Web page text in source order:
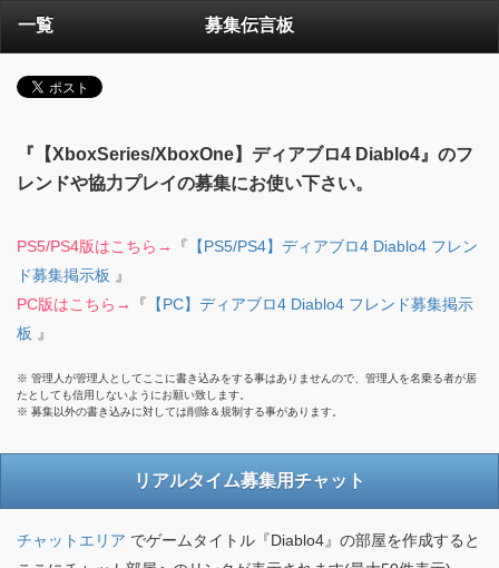
一覧 募集伝言板
『【XboxSeries/XboxOne】ディアブロ4 Diablo4』のフ
レンドや協力プレイの募集にお使い下さい。
PS5/PS4版はこちら→ 『 【PS5/PS4】ディアブロ4 Diablo4 フレン
ド募集掲示板 』
PC版はこちら→
『 【PC】ディアブロ4 Diablo4 フレンド募集掲示
板 』
※ 管理人が管理人としてここに書き込みをする事はありませんので、管理人を名乗る者が居
たとしても信用しないようにお願い致します。
※ 募集以外の書き込みに対しては削除＆規制する事があります。
リアルタイム募集用チャット
チャットエリア でゲームタイトル『Diablo4』の部屋を作成すると